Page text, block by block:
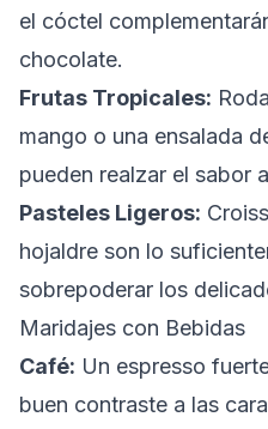
el cóctel
chocolate.
Frutas Tropicales:
mango o una ensalada
pueden realzar el sabor
Pasteles Ligeros:
hojaldre son lo
sobrepoderar los
Maridajes con Bebidas
Café: Un espresso
buen contraste a las